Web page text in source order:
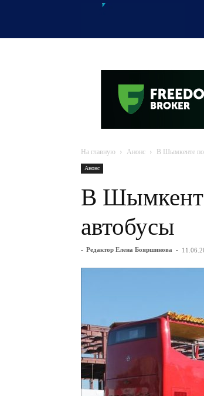
На главную Анонс В Шымкенте
Анонс
В
автобусы
- Редактор Елена Бояршинова -